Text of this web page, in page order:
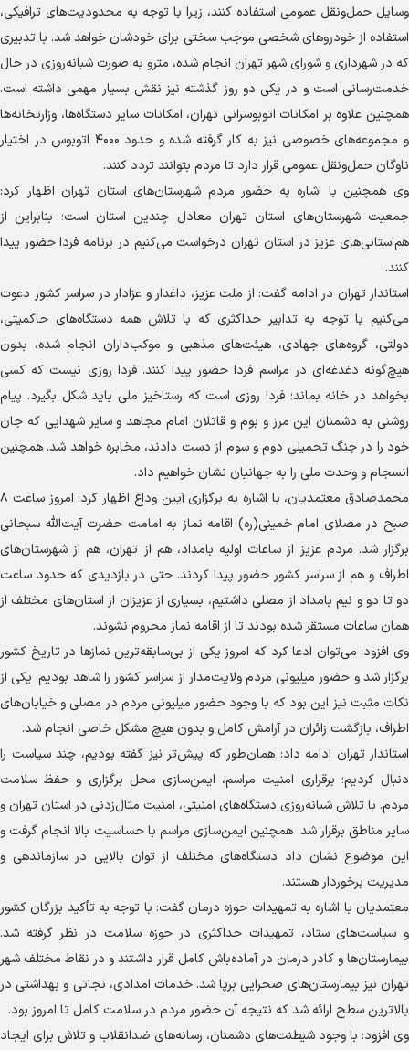
وسایل حمل‌ونقل عمومی استفاده کنند، زیرا با توجه به محدودیت‌های ترافیکی،
استفاده از خودروهای شخصی موجب سختی برای خودشان خواهد شد. با تدبیری
که در شهرداری و شورای شهر تهران انجام شده، مترو به صورت شبانه‌روزی در حال
خدمت‌رسانی است و در یکی دو روز گذشته نیز نقش بسیار مهمی داشته است.
همچنین علاوه بر امکانات اتوبوسرانی تهران، امکانات سایر دستگاه‌ها، وزارتخانه‌ها
و مجموعه‌های خصوصی نیز به کار گرفته شده و حدود ۴۰۰۰ اتوبوس در اختیار
ناوگان حمل‌ونقل عمومی قرار دارد تا مردم بتوانند تردد کنند.
وی همچنین با اشاره به حضور مردم شهرستان‌های استان تهران اظهار کرد:
جمعیت شهرستان‌های استان تهران معادل چندین استان است؛ بنابراین از
هم‌استانی‌های عزیز در استان تهران درخواست می‌کنیم در برنامه فردا حضور پیدا
کنند.
استاندار تهران در ادامه گفت: از ملت عزیز، داغدار و عزادار در سراسر کشور دعوت
می‌کنیم با توجه به تدابیر حداکثری که با تلاش همه دستگاه‌های حاکمیتی،
دولتی، گروه‌های جهادی، هیئت‌های مذهبی و موکب‌داران انجام شده، بدون
هیچ‌گونه دغدغه‌ای در مراسم فردا حضور پیدا کنند. فردا روزی نیست که کسی
بخواهد در خانه بماند؛ فردا روزی است که رستاخیز ملی باید شکل بگیرد. پیام
روشنی به دشمنان این مرز و بوم و قاتلان امام مجاهد و سایر شهدایی که جان
خود را در جنگ تحمیلی دوم و سوم از دست دادند، مخابره خواهد شد. همچنین
انسجام و وحدت ملی را به جهانیان نشان خواهیم داد.
محمدصادق معتمدیان، با اشاره به برگزاری آیین وداع اظهار کرد: امروز ساعت ۸
صبح در مصلای امام خمینی(ره) اقامه نماز به امامت حضرت آیت‌الله سبحانی
برگزار شد. مردم عزیز از ساعات اولیه بامداد، هم از تهران، هم از شهرستان‌های
اطراف و هم از سراسر کشور حضور پیدا کردند. حتی در بازدیدی که حدود ساعت
دو تا دو و نیم بامداد از مصلی داشتیم، بسیاری از عزیزان از استان‌های مختلف از
همان ساعات مستقر شده بودند تا از اقامه نماز محروم نشوند.
وی افزود: می‌توان ادعا کرد که امروز یکی از بی‌سابقه‌ترین نمازها در تاریخ کشور
برگزار شد و حضور میلیونی مردم ولایت‌مدار از سراسر کشور را شاهد بودیم. یکی از
نکات مثبت نیز این بود که با وجود حضور میلیونی مردم در مصلی و خیابان‌های
اطراف، بازگشت زائران در آرامش کامل و بدون هیچ مشکل خاصی انجام شد.
استاندار تهران ادامه داد: همان‌طور که پیش‌تر نیز گفته بودیم، چند سیاست را
دنبال کردیم؛ برقراری امنیت مراسم، ایمن‌سازی محل برگزاری و حفظ سلامت
مردم. با تلاش شبانه‌روزی دستگاه‌های امنیتی، امنیت مثال‌زدنی در استان تهران و
سایر مناطق برقرار شد. همچنین ایمن‌سازی مراسم با حساسیت بالا انجام گرفت و
این موضوع نشان داد دستگاه‌های مختلف از توان بالایی در سازماندهی و
مدیریت برخوردار هستند.
معتمدیان با اشاره به تمهیدات حوزه درمان گفت: با توجه به تأکید بزرگان کشور
و سیاست‌های ستاد، تمهیدات حداکثری در حوزه سلامت در نظر گرفته شد.
بیمارستان‌ها و کادر درمان در آماده‌باش کامل قرار داشتند و در نقاط مختلف شهر
تهران نیز بیمارستان‌های صحرایی برپا شد. خدمات امدادی، نجاتی و بهداشتی در
بالاترین سطح ارائه شد که نتیجه آن حضور مردم در سلامت کامل تا امروز بود.
وی افزود: با وجود شیطنت‌های دشمنان، رسانه‌های ضدانقلاب و تلاش برای ایجاد